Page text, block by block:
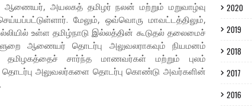
ஆணையர், அயலகத் தமிழர் நலன் மற்றும் மறுவாழ்வு
மேலும், ஒவ்வொரு மாவட்டத்திலும்,
உள்ள தமிழ்நாடு இல்லத்தின் கூடுதல் தலைமைச்
ஆணையர் தொடர்பு அலுவலராகவும் நியமனம்
தமிழகத்தைச் சார்ந்த மாணவர்கள் மற்றும் புலம்
தொடர்பு அலுவலர்களை தொடர்பு கொண்டு அவர்களின்
2020
2019
2018
2017
2016